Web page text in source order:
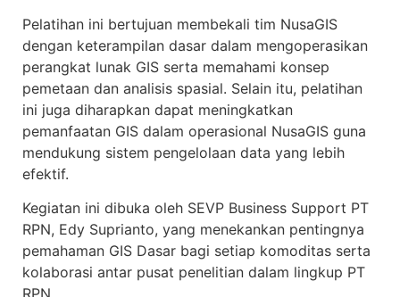
Pelatihan ini bertujuan membekali tim NusaGIS
dengan keterampilan dasar dalam mengoperasikan
perangkat lunak GIS serta memahami konsep
pemetaan dan analisis spasial. Selain itu, pelatihan
ini juga diharapkan dapat meningkatkan
pemanfaatan GIS dalam operasional NusaGIS guna
mendukung sistem pengelolaan data yang lebih
efektif.
Kegiatan ini dibuka oleh SEVP Business Support PT
RPN, Edy Suprianto, yang menekankan pentingnya
pemahaman GIS Dasar bagi setiap komoditas serta
kolaborasi antar pusat penelitian dalam lingkup PT